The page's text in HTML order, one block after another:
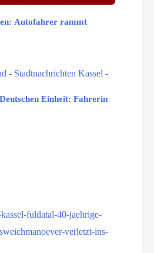
Autofahrer rammt
Einheit: Fahrerin